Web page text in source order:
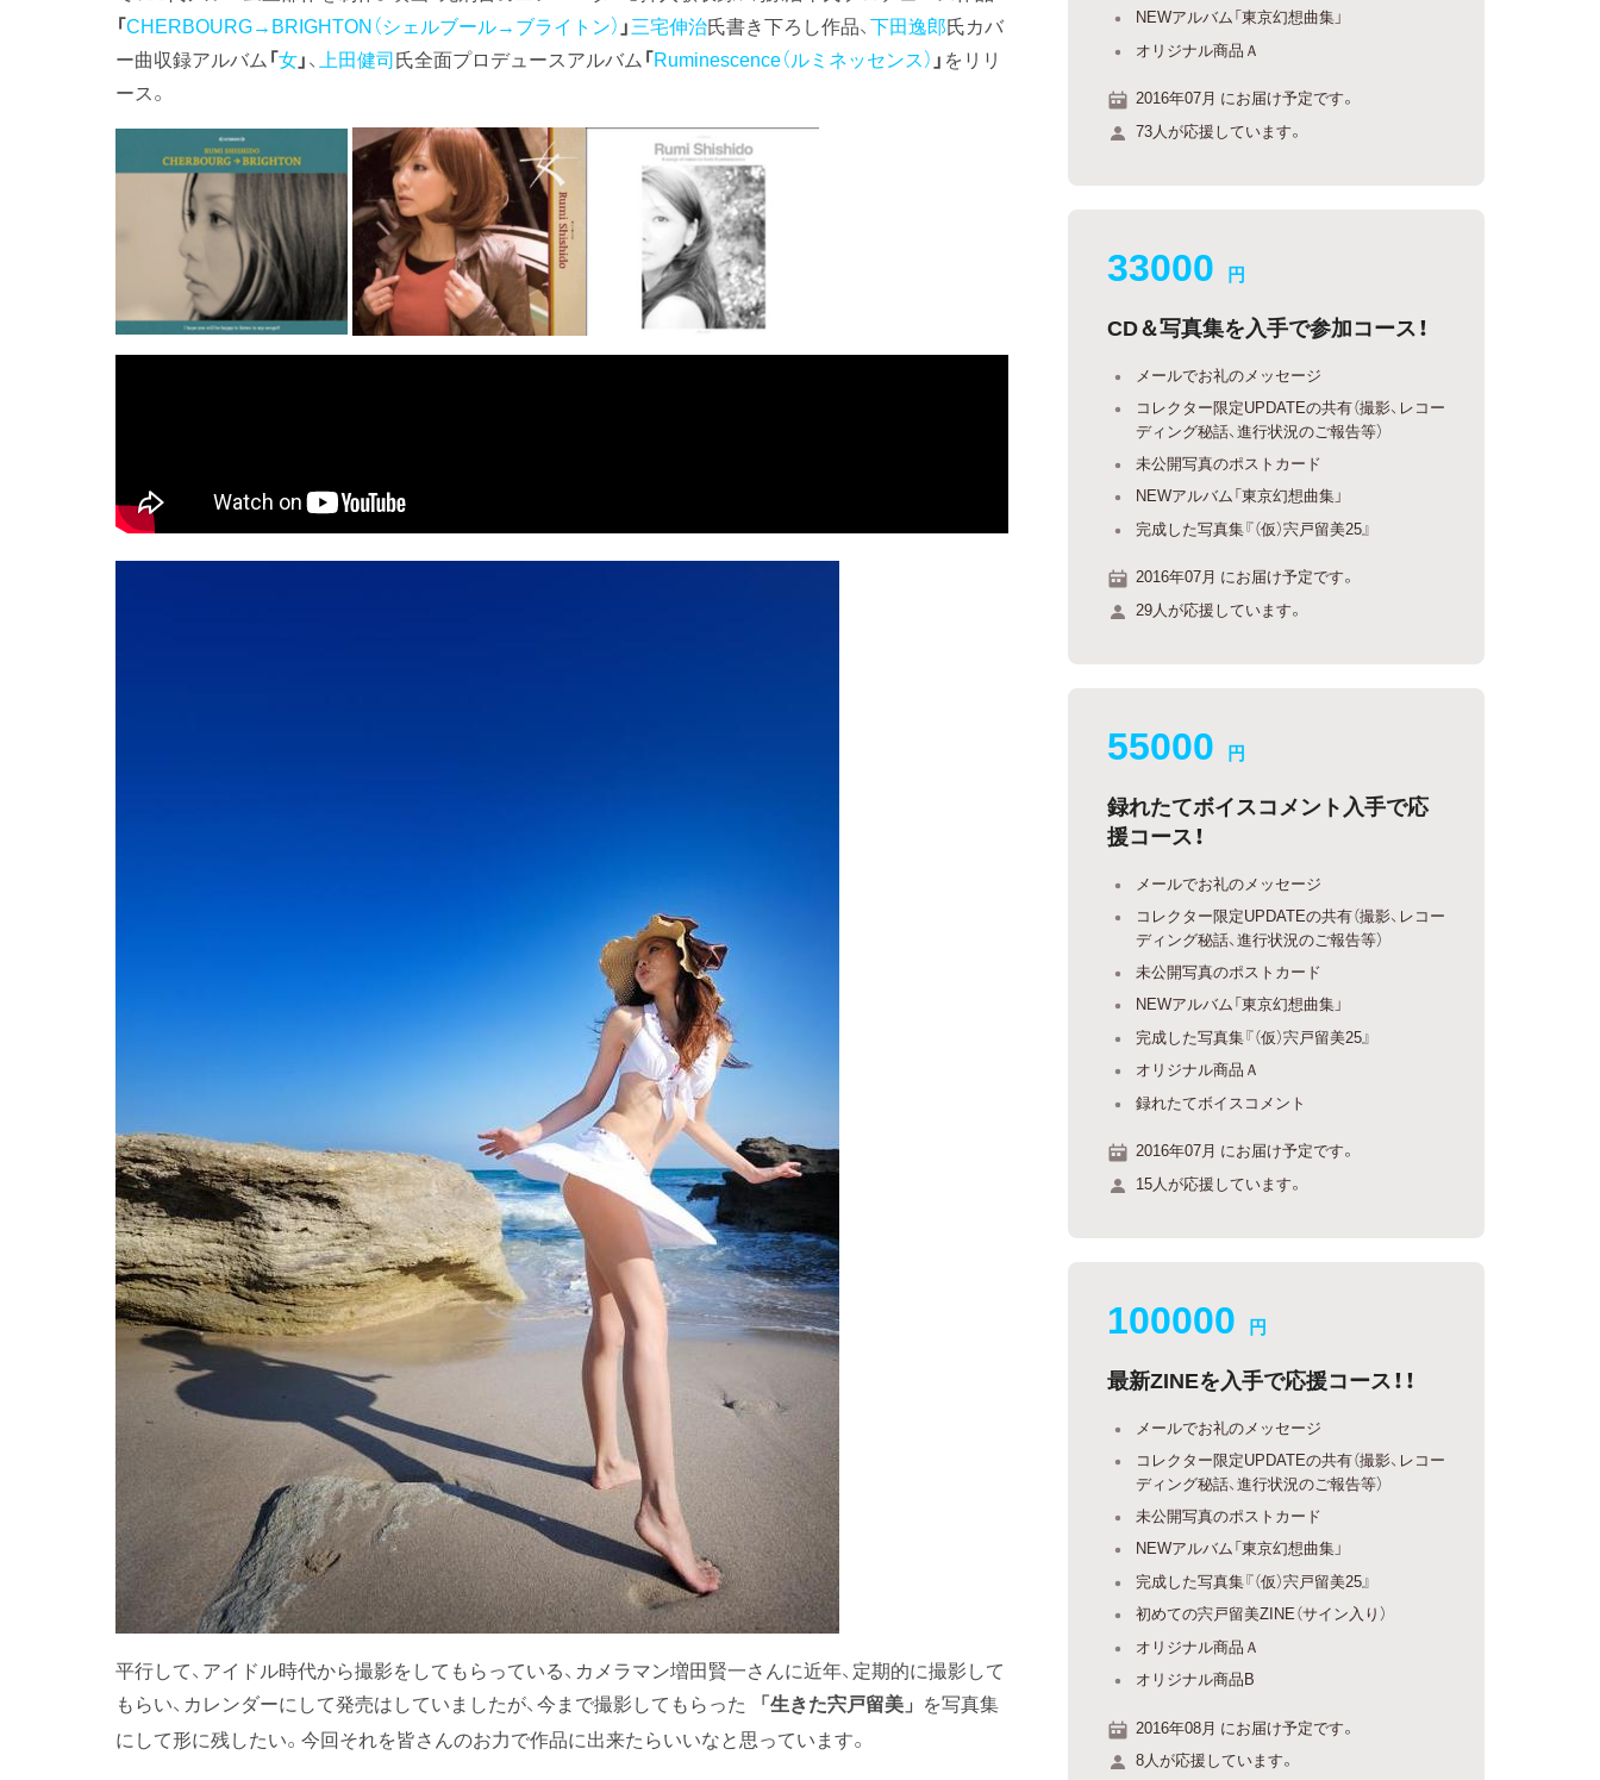
「CHERBOURG→BRIGHTON（シェルブール→ブライトン） 」三宅伸治氏書き下ろし作品、下田逸郎氏カバ
ー曲収録アルバム「女」、上田健司氏全面プロデュースアルバム「Ruminescence（ルミネッセンス） 」 をリリ
ース。
平行して、アイドル時代から撮影をしてもらっている、カメラマン増田賢一さんに近年、定期的に撮影して
もらい、カレンダーにして発売はしていましたが、今まで撮影してもらった
「生きた宍戸留美」
を写真集
にして形に残したい。今回それを皆さんのお力で作品に出来たらいいなと思っています。
NEWアルバム「東京幻想曲集」
オリジナル商品Ａ
2016年07月 にお届け予定です。
73人が応援しています。
33000 円
CD＆写真集を入手で参加コース！
メールでお礼のメッセージ
コレクター限定UPDATEの共有（撮影、レコー
ディング秘話、進行状況のご報告等）
未公開写真のポストカード
NEWアルバム「東京幻想曲集」
完成した写真集『（仮）宍戸留美25』
2016年07月 にお届け予定です。
29人が応援しています。
55000 円
録れたてボイスコメント入手で応
援コース！
メールでお礼のメッセージ
コレクター限定UPDATEの共有（撮影、レコー
ディング秘話、進行状況のご報告等）
未公開写真のポストカード
NEWアルバム「東京幻想曲集」
完成した写真集『（仮）宍戸留美25』
オリジナル商品Ａ
録れたてボイスコメント
2016年07月 にお届け予定です。
15人が応援しています。
100000 円
最新ZINEを入手で応援コース！！
メールでお礼のメッセージ
コレクター限定UPDATEの共有（撮影、レコー
ディング秘話、進行状況のご報告等）
未公開写真のポストカード
NEWアルバム「東京幻想曲集」
完成した写真集『（仮）宍戸留美25』
初めての宍戸留美ZINE（サイン入り）
オリジナル商品Ａ
オリジナル商品B
2016年08月 にお届け予定です。
8人が応援しています。